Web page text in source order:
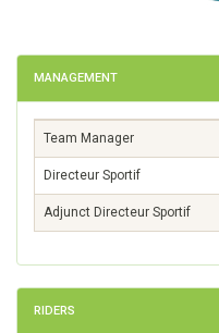
MANAGEMENT
Team Manager
Directeur Sportif
Adjunct Directeur Sportif
RIDERS